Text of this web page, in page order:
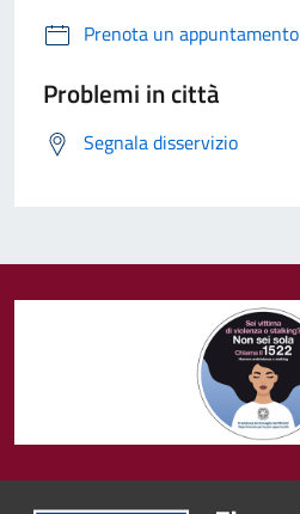
Prenota un appuntamento
Problemi in città
Segnala disservizio